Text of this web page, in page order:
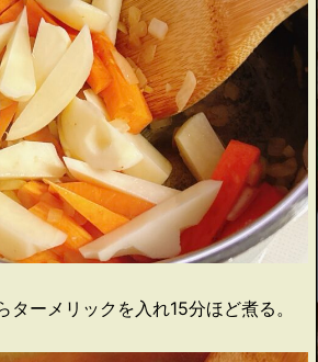
ターメリックを入れ15分ほど煮る。